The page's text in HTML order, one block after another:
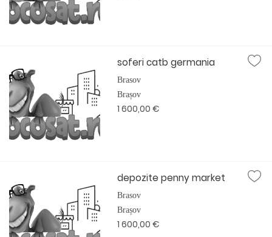
soferi catb germania
Brasov
Brașov
1 600,00 €
depozite penny market
Brasov
Brașov
1 600,00 €